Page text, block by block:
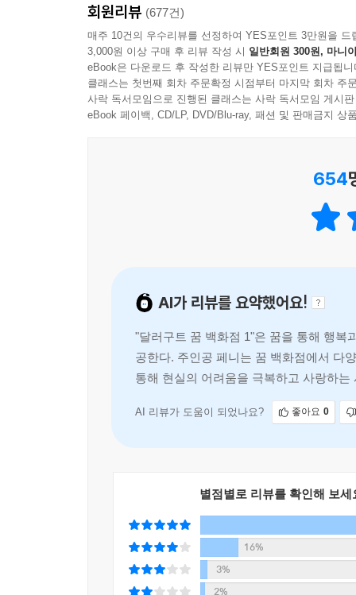
매니저와 얘기를 나누던 젊은 남자 손님은 당황해
“지금 잡생각이 많으신 것 같은데 꿈은 다음에 구
된 말씀이지만 제 경험상 손님의 경우에는 99%
파 우유가 굉장히 고소하답니다. 숙면에도 도움이
남자 손님은 꿍얼거리며 엘리베이터 쪽으로 가버
각을 맞춰 진열장에 다시 올려놓았다.
그때 가게 출입문에 달아놓은 종이 울리고, 나이
“죄송해요, 오늘 전 상품 매진이어서….” 페니가
“저… 상품을 사려는 건 아니고요. 혹시 예약 상담
“무슨 일이 있었나 봐요.” 페니가 손님들에게 들
“그러게 말이다. 모두 얼굴을 아는 손님들이란다.
“잠 못 들고 오래 뒤척이다가 오셨나 봐요.”
“그런 것 같구나.”
손님들이 자리에 앉자 달러구트가 간식 바구니에
“숙면 사탕이에요. 맛도 좋고 효과도 좋죠. 오늘 같
그들은 사탕을 하나씩 받아들었다. 그리고 갑자
“이런, 심신 안정용 쿠키부터 드릴 걸 그랬군요.
비해 드리면 될까요?”
푸드트럭, 옷을 훌렁훌렁 벗고 자는 손님들에게
제작소, 만년 설산의 오두막에서 1년에 딱 한 번
하늘을 나는 꿈을 만드는 레프라혼 요정들의 시끌
하지만 잠든 손님들에게 가장 인기 있는 곳은,
물론이고, 짧은 낮잠을 자는 사람들과 동물들로
주인공 페니는 누구나 들어가고 싶은 꿈의 직장 ‘
점점 그 사람을 향해 있다고 생각하고 시간이
죽은 후 가족들에게 보내지는 꿈이었다. 남겨
트라우마에 시달리는 사람들, 꿈(Vision)의 강박
재미를 더한다.
빠른 전개와 흡입력으로 책장을 덮고 나면 길게
회원리뷰 (677건)
매주 10건의 우수리뷰를 선정하여 YES포인트 3만원을 드
3,000원 이상 구매 후 리뷰 작성 시 일반회원 300원, 마니
eBook은 다운로드 후 작성한 리뷰만 YES포인트 지급됩니
클래스는 첫번째 회차 주문확정 시점부터 마지막 회차 주
사락 독서모임으로 진행된 클래스는 사락 독서모임 게시
eBook 페이백, CD/LP, DVD/Blu-ray, 패션 및 판매금지 상
654
AI가 리뷰를 요약했어요!
"달러구트 꿈 백화점 1"은 꿈을 통해 행복
공한다. 주인공 페니는 꿈 백화점에서 다
통해 현실의 어려움을 극복하고 사랑하
AI 리뷰가 도움이 되었나요? 좋아요 0
별점별로 리뷰를 확인해 보세
16%
3%
2%